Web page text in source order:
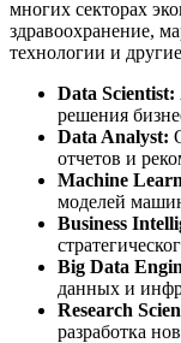
многих секторах
здравоохранение,
технологии и
Data Scientist:
решения
Data Analyst:
отчетов и
Machine
моделей
Business
Big Data
данных и
Research
разработка